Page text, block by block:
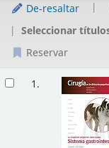
De-resaltar
Seleccionar
Reservar
1.